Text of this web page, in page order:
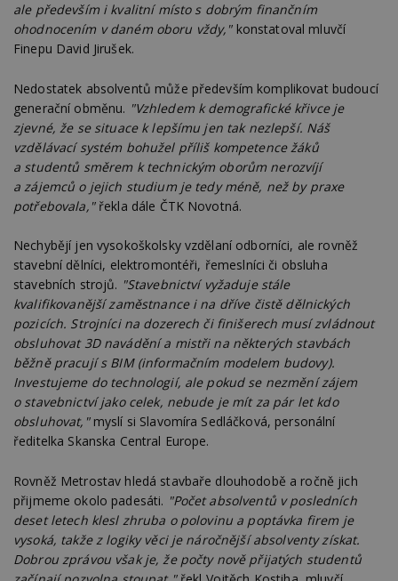
ale především i kvalitní místo s dobrým finančním
ohodnocením v daném oboru vždy,"konstatoval mluvčí
Finepu David Jirušek.
Nedostatek absolventů může především komplikovat budoucí
generační obměnu. "Vzhledem k demografické křivce je
zjevné, že se situace k lepšímu jen tak nezlepší. Náš
vzdělávací systém bohužel příliš kompetence žáků
a studentů směrem k technickým oborům nerozvíjí
a zájemců o jejich studium je tedy méně, než by praxe
potřebovala,"řekla dále ČTK Novotná.
Nechybějí jen vysokoškolsky vzdělaní odborníci, ale rovněž
stavební dělníci, elektromontéři, řemeslníci či obsluha
stavebních strojů. "Stavebnictví vyžaduje stále
kvalifikovanější zaměstnance i na dříve čistě dělnických
pozicích. Strojníci na dozerech či finišerech musí zvládnout
obsluhovat 3D navádění a mistři na některých stavbách
běžně pracují s BIM (informačním modelem budovy).
Investujeme do technologií, ale pokud se nezmění zájem
o stavebnictví jako celek, nebude je mít za pár let kdo
obsluhovat,"myslí si Slavomíra Sedláčková, personální
ředitelka Skanska Central Europe.
Rovněž Metrostav hledá stavbaře dlouhodobě a ročně jich
přijmeme okolo padesáti. "Počet absolventů v posledních
deset letech klesl zhruba o polovinu a poptávka firem je
vysoká, takže z logiky věci je náročnější absolventy získat.
Dobrou zprávou však je, že počty nově přijatých studentů